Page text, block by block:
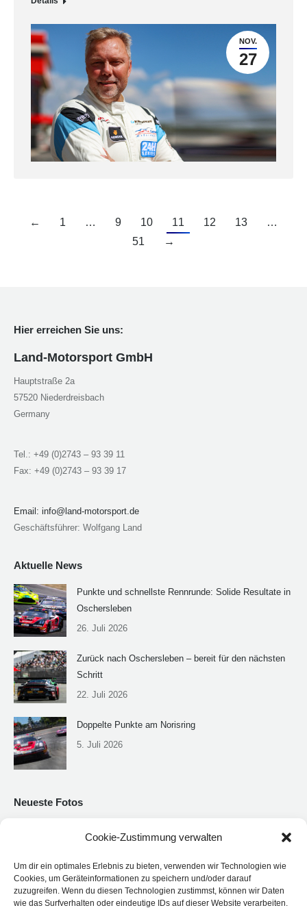
Cookie-Zustimmung verwalten
Um dir ein optimales Erlebnis zu bieten, verwenden wir Technologien wie
Cookies, um Geräteinformationen zu speichern und/oder darauf
zuzugreifen. Wenn du diesen Technologien zustimmst, können wir Daten
wie das Surfverhalten oder eindeutige IDs auf dieser Website verarbeiten.
NOV.
27
← 1 … 9 10 11 12 13
…
51
→
Hier erreichen Sie uns:
Land-Motorsport GmbH
Hauptstraße 2a
57520 Niederdreisbach
Germany
Tel.: +49 (0)2743 – 93 39 11
Fax: +49 (0)2743 – 93 39 17
Email: info@land-motorsport.de
Geschäftsführer: Wolfgang Land
Aktuelle News
Punkte und schnellste Rennrunde: Solide Resultate in
Oschersleben
26. Juli 2026
Zurück nach Oschersleben – bereit für den nächsten
Schritt
22. Juli 2026
Doppelte Punkte am Norisring
5. Juli 2026
Neueste Fotos